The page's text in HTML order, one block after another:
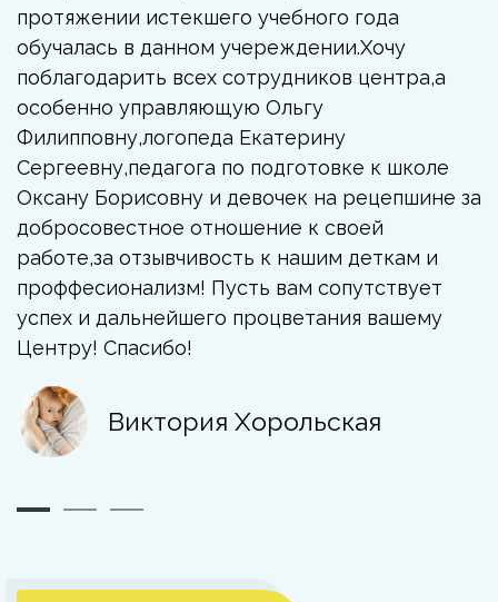
Виктория Хорольская
протяжении истекшего учебного года
обучалась в данном учереждении.Хочу
поблагодарить всех сотрудников центра,а
особенно управляющую Ольгу
Филипповну,логопеда Екатерину
Сергеевну,педагога по подготовке к школе
Оксану Борисовну и девочек на рецепшине за
добросовестное отношение к своей
работе,за отзывчивость к нашим деткам и
проффесионализм! Пусть вам сопутствует
успех и дальнейшего процветания вашему
Центру! Спасибо!